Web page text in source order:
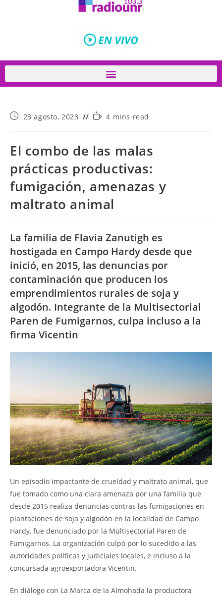
23 agosto, 2023 4 mins read
El combo de las malas
prácticas productivas:
fumigación, amenazas y
maltrato animal
La familia de Flavia Zanutigh es
hostigada en Campo Hardy desde que
inició, en 2015, las denuncias por
contaminación que producen los
emprendimientos rurales de soja y
algodón. Integrante de la Multisectorial
Paren de Fumigarnos, culpa incluso a la
firma Vicentin
Un episodio impactante de crueldad y maltrato animal, que
fue tomado como una clara amenaza por una familia que
desde 2015 realiza denuncias contras las fumigaciones en
plantaciones de soja y algodón en la localidad de Campo
Hardy, fue denunciado por la Multisectorial Paren de
Fumigarnos. La organización culpó por lo sucedido a las
autoridades políticas y judiciales locales, e incluso a la
concursada agroexportadora Vicentin.
En diálogo con La Marca de la Almohada la productora